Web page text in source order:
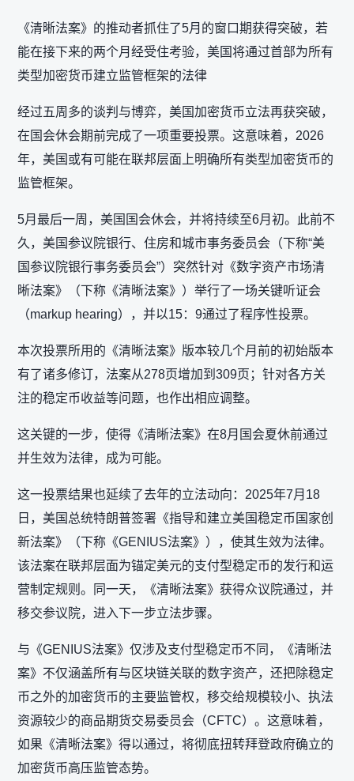
《清晰法案》的推动者抓住了5月的窗口期获得突破，若
能在接下来的两个月经受住考验，美国将通过首部为所有
类型加密货币建立监管框架的法律
经过五周多的谈判与博弈，美国加密货币立法再获突破，
在国会休会期前完成了一项重要投票。这意味着，2026
年，美国或有可能在联邦层面上明确所有类型加密货币的
监管框架。
5月最后一周，美国国会休会，并将持续至6月初。此前不
久，美国参议院银行、住房和城市事务委员会（下称“美
国参议院银行事务委员会”）突然针对《数字资产市场清
晰法案》（下称《清晰法案》）举行了一场关键听证会
（markup hearing），并以15：9通过了程序性投票。
本次投票所用的《清晰法案》版本较几个月前的初始版本
有了诸多修订，法案从278页增加到309页；针对各方关
注的稳定币收益等问题，也作出相应调整。
这关键的一步，使得《清晰法案》在8月国会夏休前通过
并生效为法律，成为可能。
这一投票结果也延续了去年的立法动向：2025年7月18
日，美国总统特朗普签署《指导和建立美国稳定币国家创
新法案》（下称《GENIUS法案》），使其生效为法律。
该法案在联邦层面为锚定美元的支付型稳定币的发行和运
营制定规则。同一天，《清晰法案》获得众议院通过，并
移交参议院，进入下一步立法步骤。
与《GENIUS法案》仅涉及支付型稳定币不同，《清晰法
案》不仅涵盖所有与区块链关联的数字资产，还把除稳定
币之外的加密货币的主要监管权，移交给规模较小、执法
资源较少的商品期货交易委员会（CFTC）。这意味着，
如果《清晰法案》得以通过，将彻底扭转拜登政府确立的
加密货币高压监管态势。